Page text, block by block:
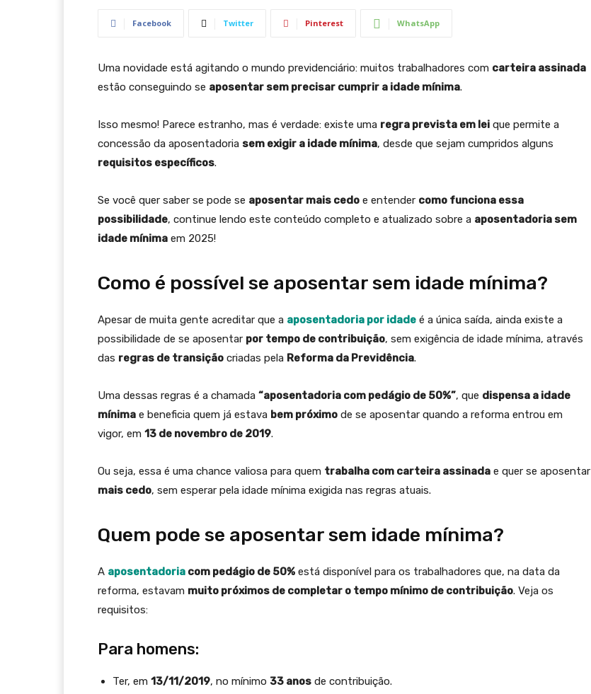
Facebook Twitter Pinterest WhatsApp
Uma novidade está agitando o mundo previdenciário: muitos trabalhadores com carteira assinada
estão conseguindo se aposentar sem precisar cumprir a idade mínima.
Isso mesmo! Parece estranho, mas é verdade: existe uma regra prevista em lei que permite a
concessão da aposentadoria sem exigir a idade mínima, desde que sejam cumpridos alguns
requisitos específicos.
Se você quer saber se pode se aposentar mais cedo e entender como funciona essa
possibilidade, continue lendo este conteúdo completo e atualizado sobre a aposentadoria sem
idade mínima em 2025!
Como é possível se aposentar sem idade mínima?
Apesar de muita gente acreditar que a aposentadoria por idade é a única saída, ainda existe a
possibilidade de se aposentar por tempo de contribuição, sem exigência de idade mínima, através
das regras de transição criadas pela Reforma da Previdência.
Uma dessas regras é a chamada “aposentadoria com pedágio de 50%”, que dispensa a idade
mínima e beneficia quem já estava bem próximo de se aposentar quando a reforma entrou em
vigor, em 13 de novembro de 2019.
Ou seja, essa é uma chance valiosa para quem trabalha com carteira assinada e quer se aposentar
mais cedo, sem esperar pela idade mínima exigida nas regras atuais.
Quem pode se aposentar sem idade mínima?
A aposentadoria com pedágio de 50% está disponível para os trabalhadores que, na data da
reforma, estavam muito próximos de completar o tempo mínimo de contribuição. Veja os
requisitos:
Para homens:
Ter, em 13/11/2019, no mínimo 33 anos de contribuição.